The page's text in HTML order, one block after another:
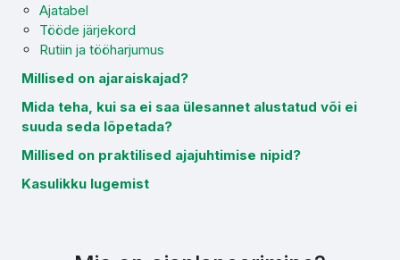
Ajatabel
Tööde järjekord
Rutiin ja tööharjumus
Millised on ajaraiskajad?
Mida teha, kui sa ei saa ülesannet alustatud või ei
suuda seda lõpetada?
Millised on praktilised ajajuhtimise nipid?
Kasulikku lugemist